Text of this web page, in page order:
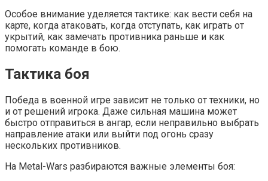
Особое внимание уделяется тактике: как вести себя на
карте, когда атаковать, когда отступать, как играть от
укрытий, как замечать противника раньше и как
помогать команде в бою.
Тактика боя
Победа в военной игре зависит не только от техники, но
и от решений игрока. Даже сильная машина может
быстро отправиться в ангар, если неправильно выбрать
направление атаки или выйти под огонь сразу
нескольких противников.
На Metal-Wars разбираются важные элементы боя: